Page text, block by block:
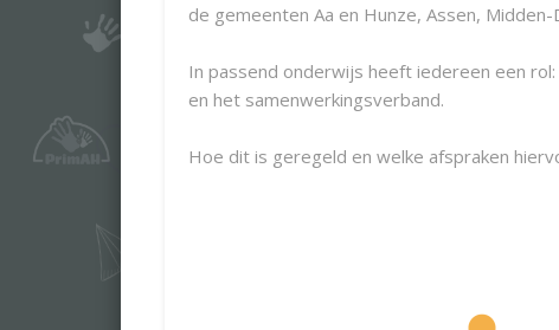
de gemeenten Aa en Hunze, Assen,
In passend onderwijs heeft iedereen een
en het samenwerkingsverband.
Hoe dit is geregeld en welke afspraken